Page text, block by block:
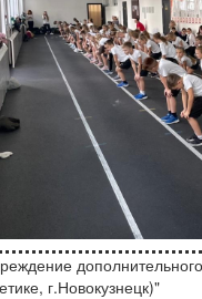
г.Новокузнецк)"